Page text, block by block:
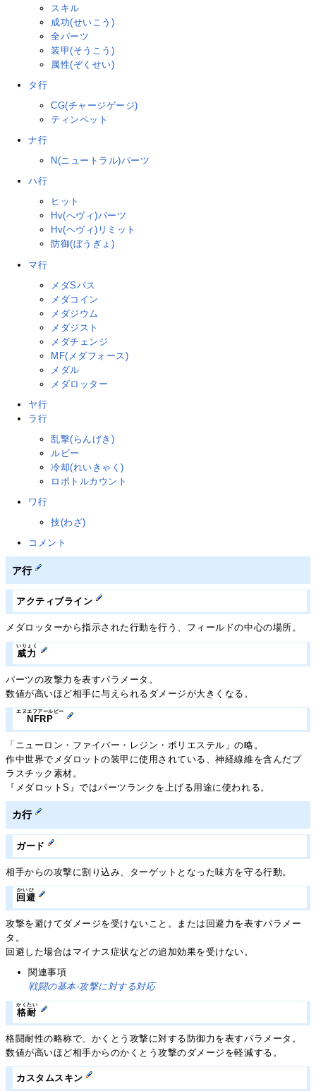
スキル
成功(せいこう)
全パーツ
装甲(そうこう)
属性(ぞくせい)
タ行
CG(チャージゲージ)
ティンペット
ナ行
N(ニュートラル)パーツ
ハ行
ヒット
Hv(へヴィ)パーツ
Hv(ヘヴィ)リミット
防御(ぼうぎょ)
マ行
メダSパス
メダコイン
メダジウム
メダジスト
メダチェンジ
MF(メダフォース)
メダル
メダロッター
ヤ行
ラ行
乱撃(らんげき)
ルビー
冷却(れいきゃく)
ロボトルカウント
ワ行
技(わざ)
コメント
ア行
アクティブライン
メダロッターから指示された行動を行う、フィールドの中心の場所。
威力
いりょく
パーツの攻撃力を表すパラメータ。
数値が高いほど相手に与えられるダメージが大きくなる。
NFRP
エヌエフアールピー
「ニューロン・ファイバー・レジン・ポリエステル」の略。
作中世界でメダロットの装甲に使用されている、神経線維を含んだプ
ラスチック素材。
『メダロットS』ではパーツランクを上げる用途に使われる。
カ行
ガード
相手からの攻撃に割り込み、ターゲットとなった味方を守る行動。
回避
かいひ
攻撃を避けてダメージを受けないこと。または回避力を表すパラメー
タ。
回避した場合はマイナス症状などの追加効果を受けない。
関連事項
戦闘の基本-攻撃に対する対応
格耐
かくたい
格闘耐性の略称で、かくとう攻撃に対する防御力を表すパラメータ。
数値が高いほど相手からのかくとう攻撃のダメージを軽減する。
カスタムスキン